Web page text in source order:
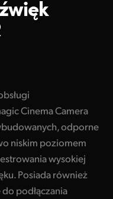
Cinema Camera
odporne
niskim poziomem
wysokiej
Posiada również
podłączania